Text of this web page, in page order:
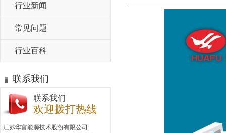
行业新闻
常见问题
行业百科
联系我们
联系我们
欢迎拨打热线
江苏华富能源技术股份有限公司